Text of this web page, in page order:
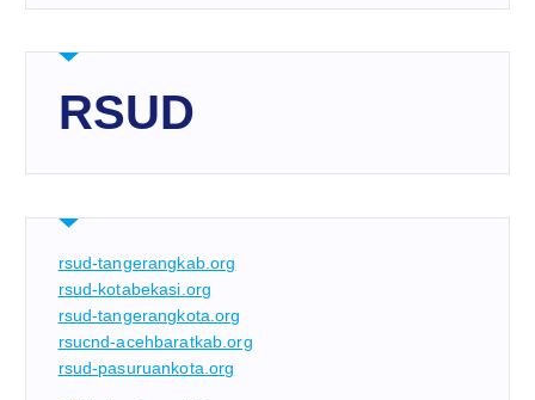
RSUD
rsud-tangerangkab.org
rsud-kotabekasi.org
rsud-tangerangkota.org
rsucnd-acehbaratkab.org
rsud-pasuruankota.org